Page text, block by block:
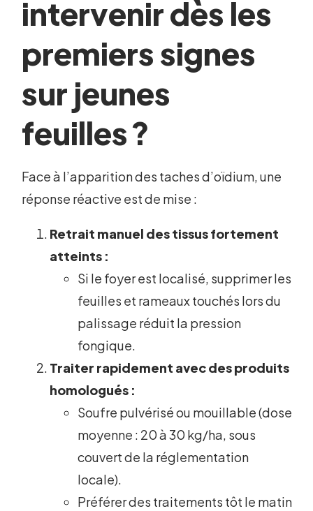
intervenir dès les
premiers signes
sur jeunes
feuilles ?
Face à l’apparition des taches d’oïdium, une
réponse réactive est de mise :
Retrait manuel des tissus fortement
atteints :
Si le foyer est localisé, supprimer les
feuilles et rameaux touchés lors du
palissage réduit la pression
fongique.
Traiter rapidement avec des produits
homologués :
Soufre pulvérisé ou mouillable (dose
moyenne : 20 à 30 kg/ha, sous
couvert de la réglementation
locale).
Préférer des traitements tôt le matin